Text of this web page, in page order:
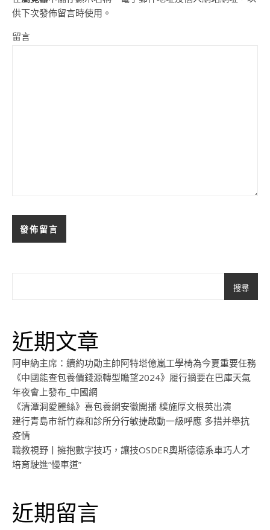
供下次發佈留言時使用。
留言
搜尋
近期文章
阿申納主席：續約功勛主帥阿特塔億嵐工學椅為今夏重要任務
《中國能查包養價錢源轉型瞻望2024》履行摘要在巴庫天氣
年夜會上發布_中國網
《清潭洞愛麗絲》喜包養網安徽開播 樸施厚文根英出演
建行青島市新竹森和診所分行敏捷啟動一級呼應 多措并舉抗
疫情
職教視野丨擁抱數字技巧，讓技OSDER奧斯德德系車巧人才
培育駛進“慢車道”
近期留言